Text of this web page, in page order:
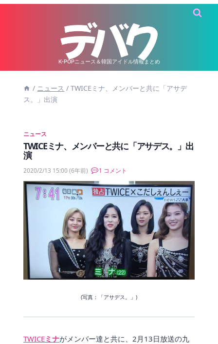
K-POPニュース＆韓国アイドル情報まとめ
/ ニュース / TWICEミナ、メンバーと共に「アサデ
ス。」出演
ニュース
TWICEミナ、メンバーと共に「アサデス。」出
演
2020/2/13 15:00(6年前) 1 コメント
(写真：「アサデス。」)
TWICEミナがメンバー達と共に、2月13日放送の九